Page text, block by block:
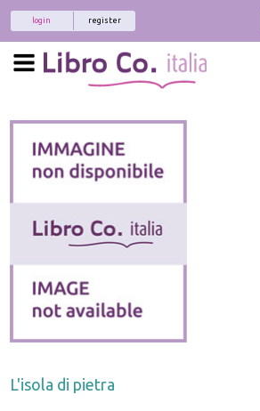
register
login
L'isola di pietra